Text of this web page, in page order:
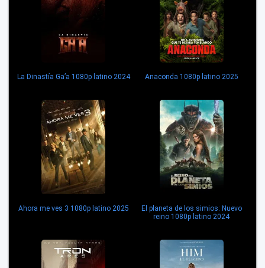
La Dinastía Ga’a 1080p latino 2024 Anaconda 1080p latino 2025
Ahora me ves 3 1080p latino 2025
El planeta de los simios: Nuevo
reino 1080p latino 2024